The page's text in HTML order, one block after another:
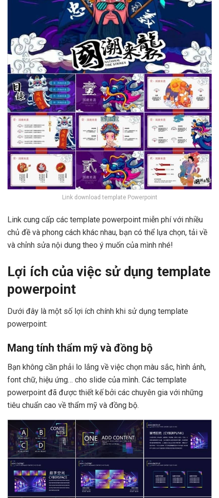
Link download template Powerpoint
Link cung cấp các template powerpoint miễn phí với nhiều
chủ đề và phong cách khác nhau, bạn có thể lựa chọn, tải về
và chỉnh sửa nội dung theo ý muốn của mình nhé!
Lợi ích của việc sử dụng template
powerpoint
Dưới đây là một số lợi ích chính khi sử dụng template
powerpoint:
Mang tính thẩm mỹ và đồng bộ
Bạn không cần phải lo lắng về việc chọn màu sắc, hình ảnh,
font chữ, hiệu ứng… cho slide của mình. Các template
powerpoint đã được thiết kế bởi các chuyên gia với những
tiêu chuẩn cao về thẩm mỹ và đồng bộ.